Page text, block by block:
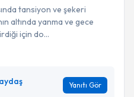
tansiyon ve şekeri
altında yanma ve gece
için do...
Yanıtı Gör